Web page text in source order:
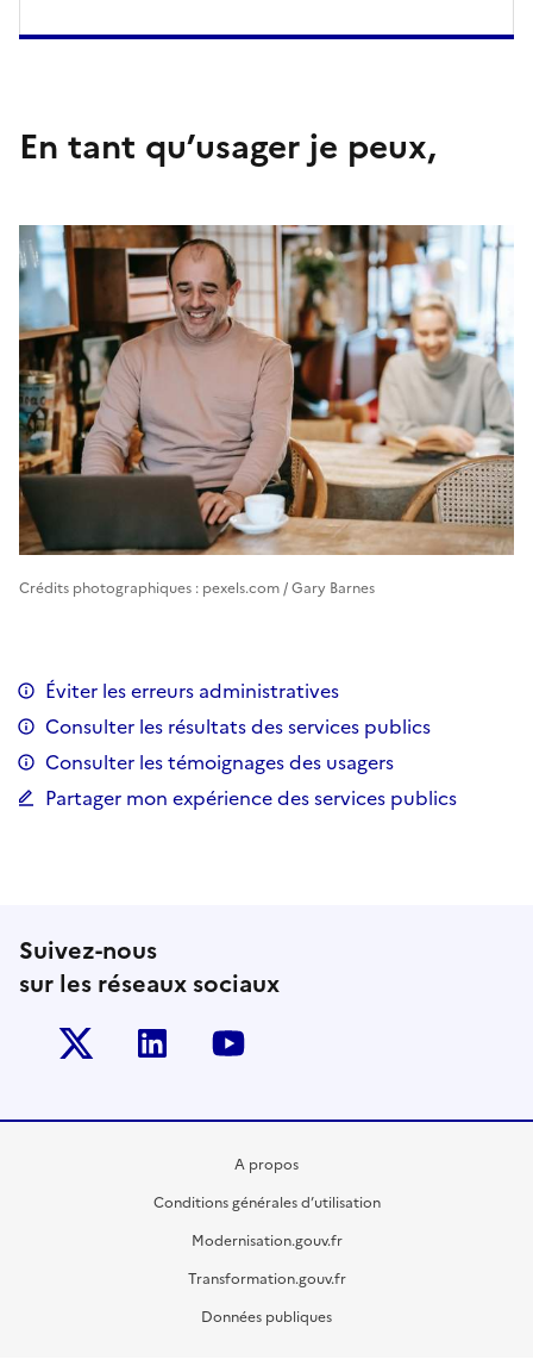
En tant qu’usager je peux,
Crédits photographiques : pexels.com / Gary Barnes
Éviter les erreurs administratives
Consulter les résultats des services publics
Consulter les témoignages des usagers
Partager mon expérience des services publics
Suivez-nous
sur les réseaux sociaux
Twitter-x Linkedin
A propos
Conditions générales d’utilisation
Modernisation.gouv.fr
Transformation.gouv.fr
Données publiques